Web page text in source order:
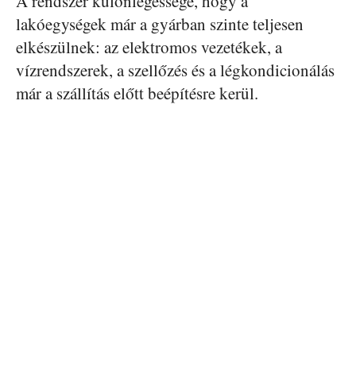
lakóegységek már a gyárban szinte teljesen
elkészülnek: az elektromos vezetékek, a
vízrendszerek, a szellőzés és a légkondicionálás
már a szállítás előtt beépítésre kerül.